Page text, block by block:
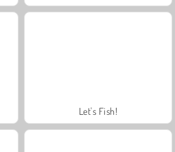
Let's Fish!